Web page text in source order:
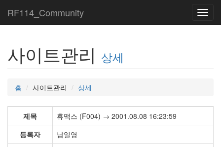
RF114_Community
사이트관리 상세
홈 사이트관리 상세
제목
휴맥스 (F004) → 2001.08.08 16:23:59
등록자
남일영